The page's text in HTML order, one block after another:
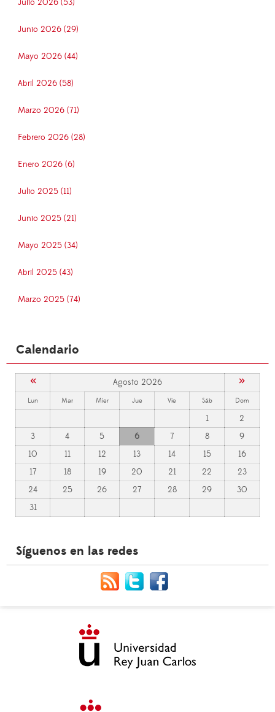
Julio 2026 (53)
Junio 2026 (29)
Mayo 2026 (44)
Abril 2026 (58)
Marzo 2026 (71)
Febrero 2026 (28)
Enero 2026 (6)
Julio 2025 (11)
Junio 2025 (21)
Mayo 2025 (34)
Abril 2025 (43)
Marzo 2025 (74)
Calendario
« Agosto 2026 »
Lun Mar Mier Jue Vie Sáb Dom
1
2
3
4 5 6 7 8
9
10
11 12 13 14 15
16
17
18 19 20 21 22
23
24
25 26 27 28 29
30
31
Síguenos en las redes